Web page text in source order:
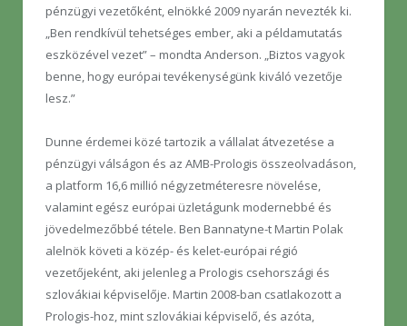
pénzügyi vezetőként, elnökké 2009 nyarán nevezték ki.
„Ben rendkívül tehetséges ember, aki a példamutatás
eszközével vezet” – mondta Anderson. „Biztos vagyok
benne, hogy európai tevékenységünk kiváló vezetője
lesz.”
Dunne érdemei közé tartozik a vállalat átvezetése a
pénzügyi válságon és az AMB-Prologis összeolvadáson,
a platform 16,6 millió négyzetméteresre növelése,
valamint egész európai üzletágunk modernebbé és
jövedelmezőbbé tétele. Ben Bannatyne-t Martin Polak
alelnök követi a közép- és kelet-európai régió
vezetőjeként, aki jelenleg a Prologis csehországi és
szlovákiai képviselője. Martin 2008-ban csatlakozott a
Prologis-hoz, mint szlovákiai képviselő, és azóta,